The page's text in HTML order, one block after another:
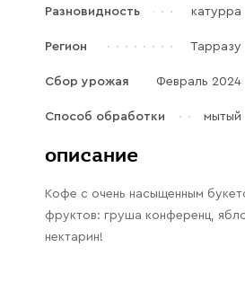
Разновидность катурра
Регион Тарразу
Сбор урожая Февраль 2024
Способ обработки мытый
описание
Кофе с очень насыщенным
фруктов: груша конференц,
нектарин!